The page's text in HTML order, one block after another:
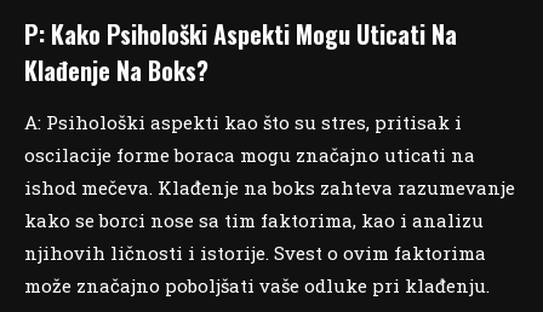
P: Kako Psihološki Aspekti Mogu Uticati Na
Klađenje Na Boks?
A: Psihološki aspekti kao što su stres, pritisak i
oscilacije forme boraca mogu značajno uticati na
ishod mečeva. Klađenje na boks zahteva razumevanje
kako se borci nose sa tim faktorima, kao i analizu
njihovih ličnosti i istorije. Svest o ovim faktorima
može značajno poboljšati vaše odluke pri klađenju.